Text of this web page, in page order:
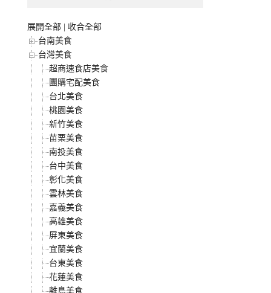
展開全部
收合全部
台南美食
台灣美食
超商速食店美食
團購宅配美食
台北美食
桃園美食
新竹美食
苗栗美食
南投美食
台中美食
彰化美食
雲林美食
嘉義美食
高雄美食
屏東美食
宜蘭美食
台東美食
花蓮美食
離島美食